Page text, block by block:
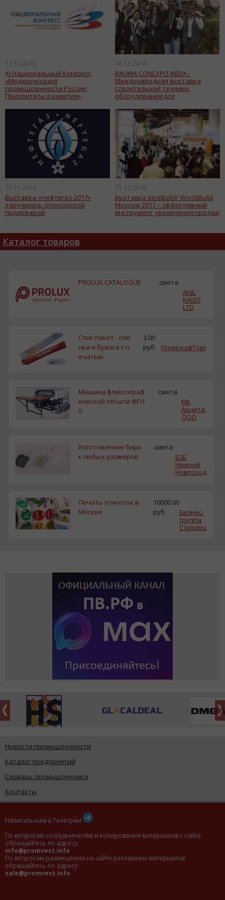
17.11.2016
XI Национальный Конгресс
«Модернизация
промышленности России:
Приоритеты развития»
16.11.2016
BAUMA CONEXPO INDIA -
Международная выставка
строительной техники,
оборудования для
материалов, дорожной и горной
техники
15.11.2016
Выставка «Нефтегаз-2017»
заручилась спонсорской
поддержкой
15.11.2016
Выставка MosBuild/ WorldBuild
Moscow 2017 – эффективный
инструмент увеличения продаж
Каталог товаров
PROLUX CATALOGUE
смета
ANIL
KAGIT
LTD
Стик пакет - пле
нка и бумага с п
ечатью
2.00
руб.
ПолиграфТорг
Машина флексограф
ической печати ФП1
0
смета
МК
Арнита,
ООО
Изготовление биро
к любых размеров
смета
Б2Б
Нижний
Новгород
Печать этикеток в
Москве
10000.00
руб.
Бизнес-
группа
Стрелец
Новости промышленности
Каталог предприятий
Словарь промышленника
Контакты
Написать нам в Телеграм
По вопросам сотрудничества и копирования материалов с сайта
обращайтесь по адресу:
info@promvest.info
По вопросам размещения на сайте рекламных материалов
обращайтесь по адресу:
sale@promvest.info